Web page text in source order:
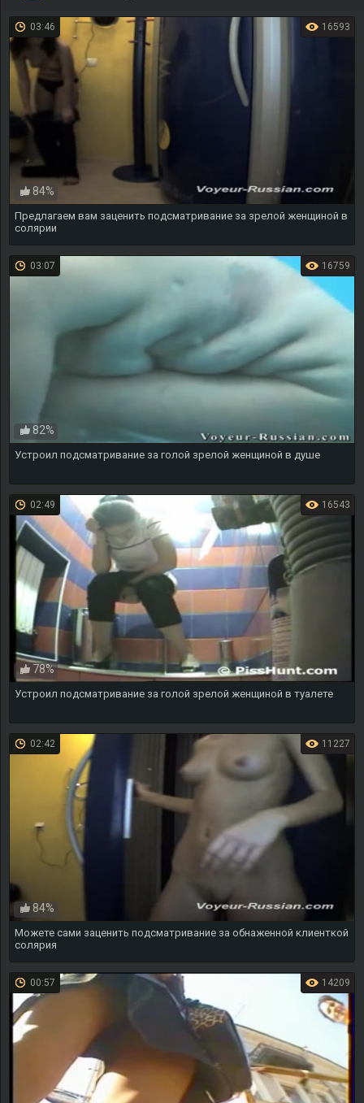
16593
03:46
84%
Предлагаем вам заценить подсматривание за зрелой женщиной в
солярии
16759
03:07
82%
Устроил подсматривание за голой зрелой женщиной в душе
16543
02:49
78%
Устроил подсматривание за голой зрелой женщиной в туалете
11227
02:42
84%
Можете сами заценить подсматривание за обнаженной клиенткой
солярия
14209
00:57